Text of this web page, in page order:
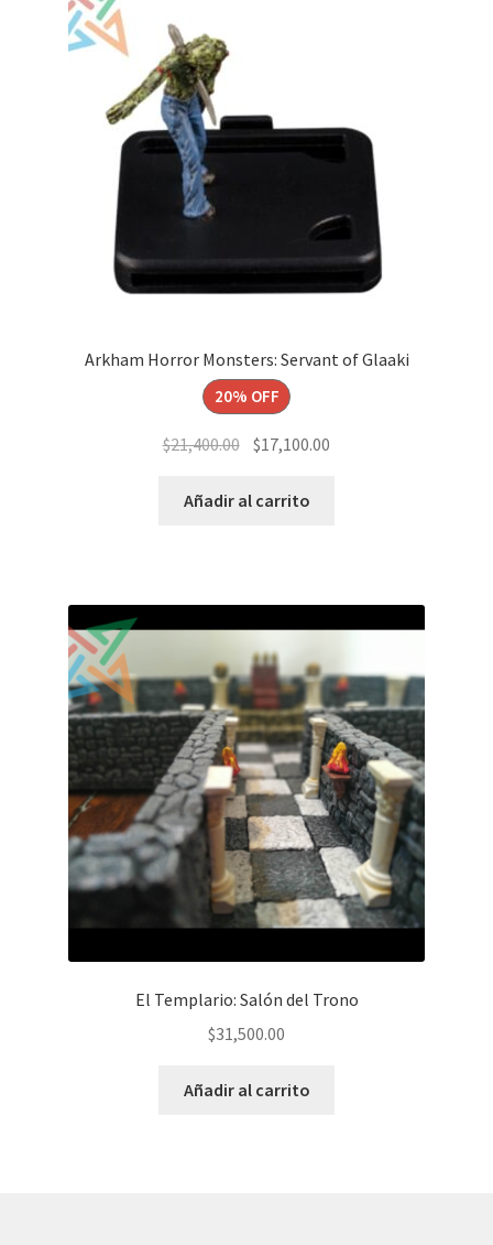
Arkham Horror Monsters: Servant of Glaaki
20% OFF
$21,400.00 El
original
$17,100.00
Añadir al carrito
El Templario: Salón del Trono
$31,500.00
Añadir al carrito